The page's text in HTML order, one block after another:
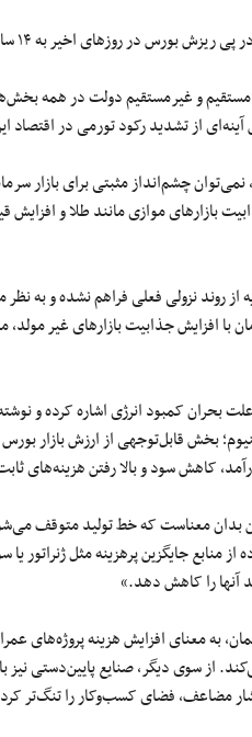
در روزهای اخیر به ۱۴ سال قبل بازگشته است.
و غیرمستقیم دولت در همه
از تشدید رکود تورمی در اقتصاد
چشم‌انداز مثبتی برای بازار
بازار‌های موازی مانند طلا و افزایش
از روند نزولی فعلی فراهم نشده و به
افزایش جذابیت بازار‌های غیر
بورس به علت بحران کمبود انرژی اشاره کرده
بخش قابل‌توجهی از ارزش بازار
کاهش سود و بالا رفتن هزینه‌های
این بدان معناست که خط تولید متوقف
منابع جایگزین پرهزینه مثل ژنراتور
آنها را کاهش دهد.»
به معنای افزایش هزینه پروژه‌های
از سوی دیگر، صنایع پایین‌دستی نیز
مضاعف، فضای کسب‌وکار را تنگ‌تر